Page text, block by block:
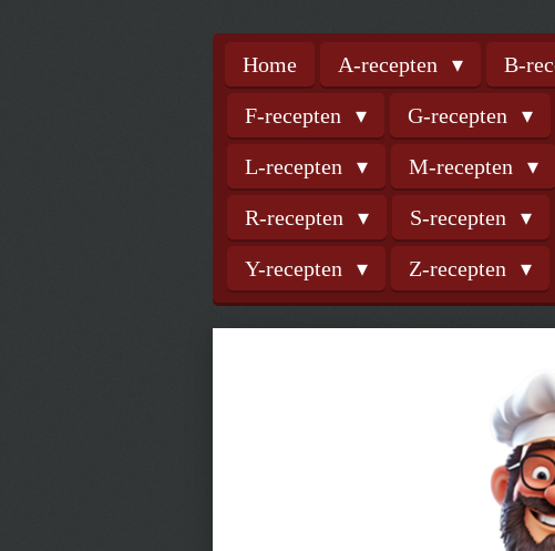
Home A-recepten B-
F-recepten G-recepten
L-recepten M-recepten
R-recepten S-recepten
Y-recepten Z-recepten